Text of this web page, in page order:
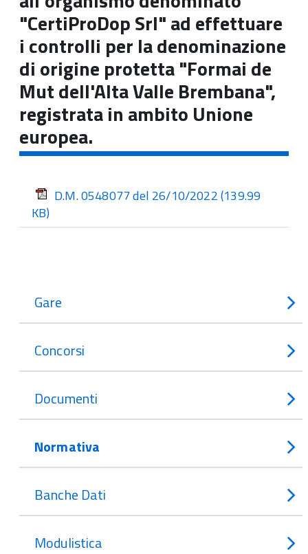
"CertiProDop Srl" ad effettuare
i controlli per la denominazione
di origine protetta "Formai de
Mut dell'Alta Valle Brembana",
registrata in ambito Unione
europea.
D.M. 0548077 del 26/10/2022(139.99
KB)
Gare
Concorsi
Documenti
Normativa
Banche Dati
Modulistica